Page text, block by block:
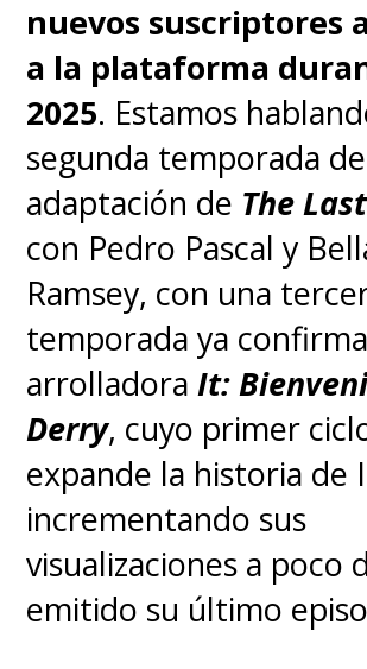
siete temporadas de
Mortyen Max, donde
encontraránRick and
The Anime, spin-off que
este universoa la
japonesa de la mano
director Takashi
God).
nuevos suscriptores
a la plataforma
2025. Estamos
segunda temporada
adaptación de The
con Pedro Pascal y
Ramsey, con una
temporada ya
arrolladoraIt:
Derry, cuyo primer
expande la historia de
incrementando sus
visualizaciones a poco
emitido su último